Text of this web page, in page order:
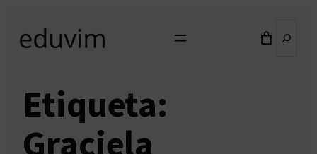
contenido
Etiqueta:
Graciela